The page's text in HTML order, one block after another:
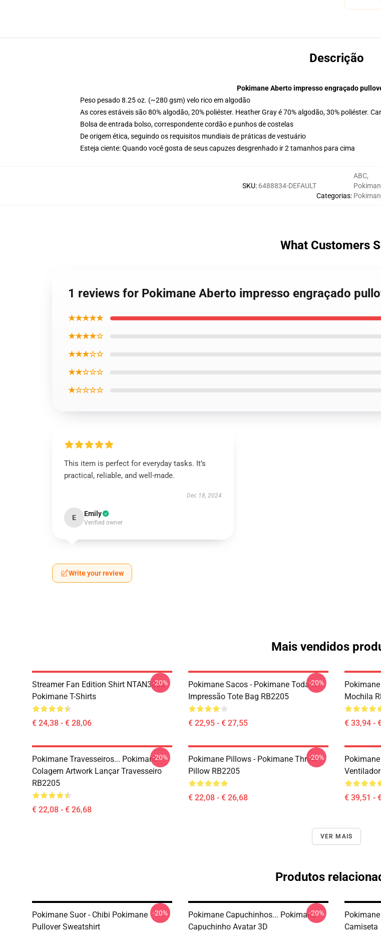
Descrição
Pokimane Aberto impresso engraçado
Peso pesado 8.25 oz. (~280 gsm) velo rico em algodão
As cores estáveis são 80% algodão, 20% poliéster. Heather Gray é 70% algodão, 30% poliéster.
Bolsa de entrada bolso, correspondente cordão e punhos de costelas
De origem ética, seguindo os requisitos mundiais de práticas de vestuário
Esteja ciente: Quando você gosta de seus capuzes desgrenhado ir 2 tamanhos para cima
SKU: 6488834-DEFAULT
Categorias:
ABC,
What Customers
1 reviews for Pokimane Aberto impresso engraçado
★★★★★
★★★★☆
★★★☆☆
★★☆☆☆
★☆☆☆☆
This item is perfect for everyday tasks. It’s
practical, reliable, and well-made.
Dec 18, 2024
E Emily
Verified owner
Write your review
Mais vendidos
Streamer Fan Edition Shirt NTAN3003
Pokimane T-Shirts
€ 24,38 - € 28,06
-20%
Pokimane Sacos - Pokimane Toda A
Impressão Tote Bag RB2205
€ 22,95 - € 27,55
-20%
Mochila
€ 33,94 -
Pokimane Travesseiros... Pokimane
Colagem Artwork Lançar Travesseiro
RB2205
€ 22,08 - € 26,68
-20%
Pokimane Pillows - Pokimane Throw
Pillow RB2205
€ 22,08 - € 26,68
-20%
€ 39,51 -
VER MAIS
Produtos
Pokimane Suor - Chibi Pokimane
Pullover Sweatshirt
-20%
Pokimane Capuchinhos... Pokimane
Capuchinho Avatar 3D
-20%
Camiseta